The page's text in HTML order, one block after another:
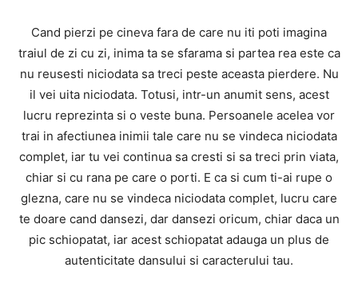
Cand pierzi pe cineva fara de care nu iti poti imagina
traiul de zi cu zi, inima ta se sfarama si partea rea este ca
nu reusesti niciodata sa treci peste aceasta pierdere. Nu
il vei uita niciodata. Totusi, intr-un anumit sens, acest
lucru reprezinta si o veste buna. Persoanele acelea vor
trai in afectiunea inimii tale care nu se vindeca niciodata
complet, iar tu vei continua sa cresti si sa treci prin viata,
chiar si cu rana pe care o porti. E ca si cum ti-ai rupe o
glezna, care nu se vindeca niciodata complet, lucru care
te doare cand dansezi, dar dansezi oricum, chiar daca un
pic schiopatat, iar acest schiopatat adauga un plus de
autenticitate dansului si caracterului tau.